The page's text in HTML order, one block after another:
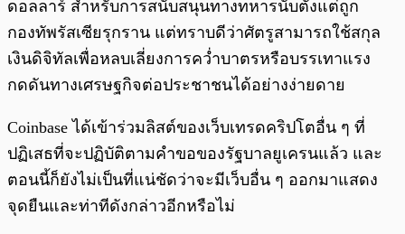
ดอลลาร์ สำหรับการสนับสนุนทางทหารนับตั้งแต่ถูก
กองทัพรัสเซียรุกราน แต่ทราบดีว่าศัตรูสามารถใช้สกุล
เงินดิจิทัลเพื่อหลบเลี่ยงการคว่ำบาตรหรือบรรเทาแรง
กดดันทางเศรษฐกิจต่อประชาชนได้อย่างง่ายดาย
Coinbase ได้เข้าร่วมลิสต์ของเว็บเทรดคริปโตอื่น ๆ ที่
ปฏิเสธที่จะปฏิบัติตามคำขอของรัฐบาลยูเครนแล้ว และ
ตอนนี้ก็ยังไม่เป็นที่แน่ชัดว่าจะมีเว็บอื่น ๆ ออกมาแสดง
จุดยืนและท่าทีดังกล่าวอีกหรือไม่